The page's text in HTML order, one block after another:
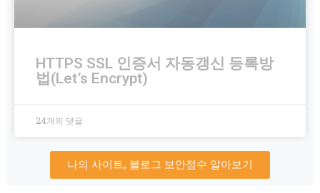
HTTPS SSL 인증서 자동갱신 등록방
법(Let’s Encrypt)
24개의 댓글
나의 사이트, 블로그 보안점수 알아보기